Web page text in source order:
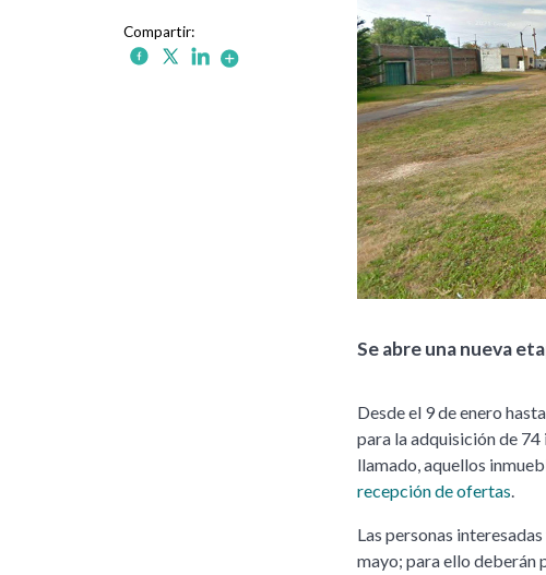
Se abre una nueva
Desde el 9 de enero
para la adquisición de 74
llamado, aquellos
recepción de ofertas.
Las personas
mayo; para ello deberán